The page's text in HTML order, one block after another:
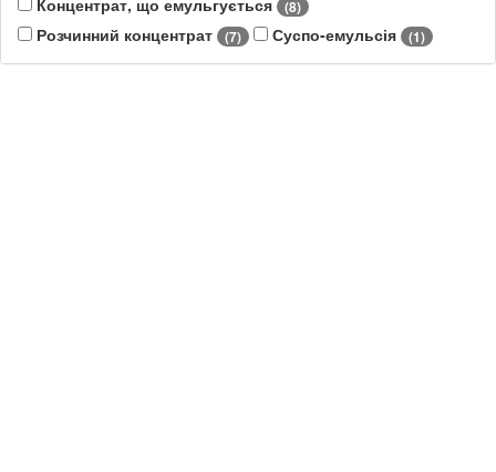
(8)
Розчинний концентрат (7) Суспо-емульсія (1)